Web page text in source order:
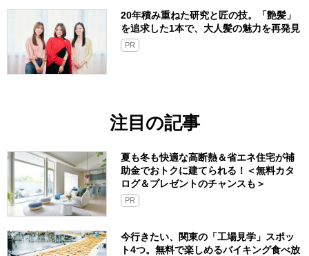
20年積み重ねた研究と匠の技。「艶髪」
を追求した1本で、大人髪の魅力を再発見
PR
注目の記事
夏も冬も快適な高断熱＆省エネ住宅が補
助金でおトクに建てられる！＜無料カタ
ログ＆プレゼントのチャンスも＞
PR
今行きたい、関東の「工場見学」スポッ
ト4つ。無料で楽しめるバイキング食べ放